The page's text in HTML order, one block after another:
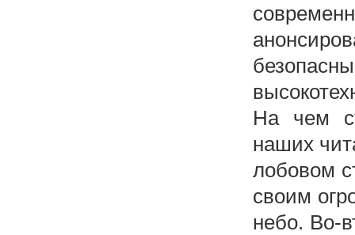
На чем
наших
лобовом
своим
небо. Во-